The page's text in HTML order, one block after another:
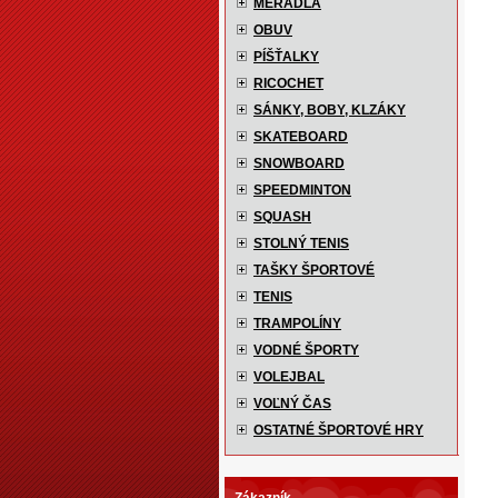
MERADLÁ
OBUV
PÍŠŤALKY
RICOCHET
SÁNKY, BOBY, KLZÁKY
SKATEBOARD
SNOWBOARD
SPEEDMINTON
SQUASH
STOLNÝ TENIS
TAŠKY ŠPORTOVÉ
TENIS
TRAMPOLÍNY
VODNÉ ŠPORTY
VOLEJBAL
VOĽNÝ ČAS
OSTATNÉ ŠPORTOVÉ HRY